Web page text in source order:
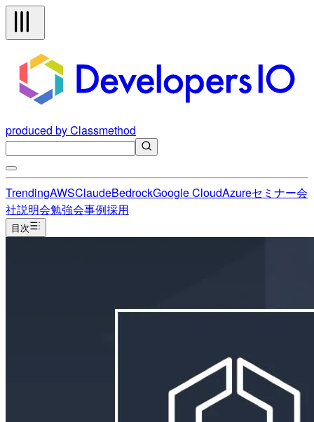
produced by Classmethod
TrendingAWSClaudeBedrockGoogle CloudAzureセミナー会
社説明会勉強会事例採用
目次